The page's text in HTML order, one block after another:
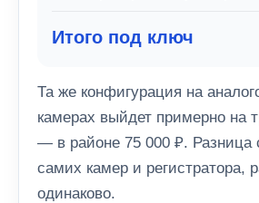
Итого под ключ
Та же конфигурация на
камерах выйдет примерно на
— в районе 75 000 ₽. Разница
самих камер и регистратора,
одинаково.